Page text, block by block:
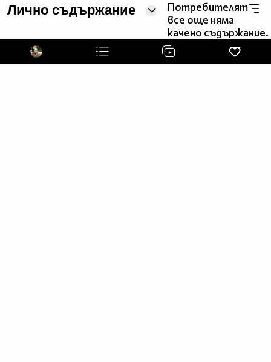
Лично съдържание
Потребителят
все още няма
качено съдържание.